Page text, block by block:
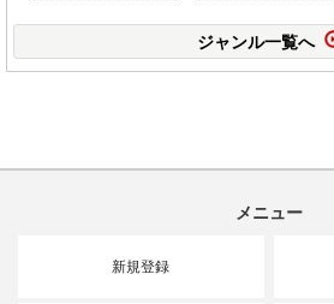
ジャンル一覧へ
メニュー
新規登録